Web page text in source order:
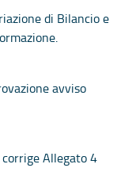
di Bilancio e
avviso
Allegato 4